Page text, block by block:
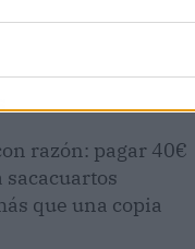
razón: pagar 40€
sacacuartos
que una copia